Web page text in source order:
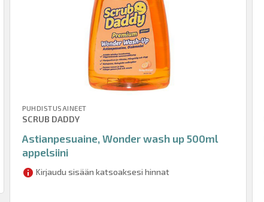
PUHDISTUSAINEET
SCRUB DADDY
Astianpesuaine, Wonder wash up 500ml
appelsiini
Kirjaudu sisään katsoaksesi hinnat